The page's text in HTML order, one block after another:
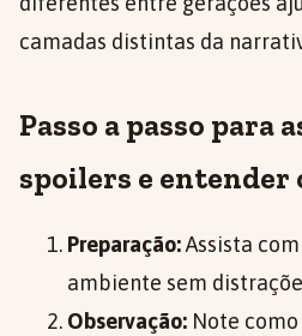
camadas distintas da
Passo a passo para
spoilers e entender
Preparação:Assista
ambiente sem
Observação: Note